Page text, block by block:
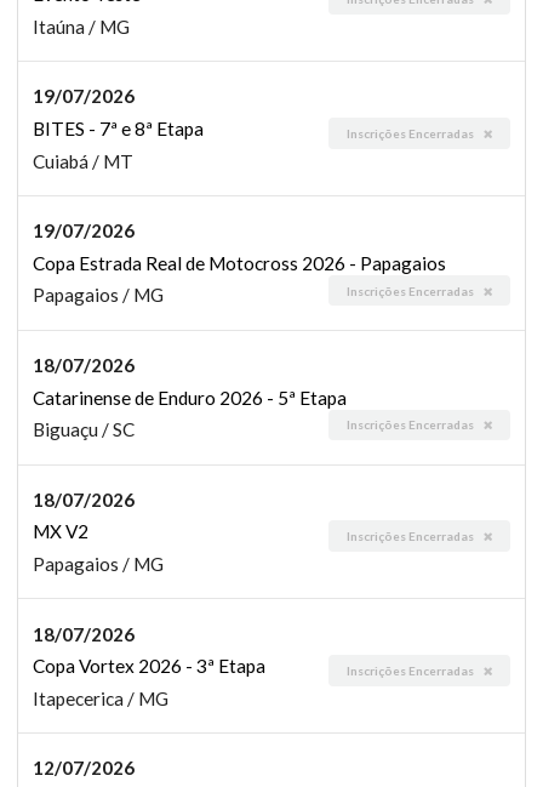
Itaúna / MG
19/07/2026
BITES - 7ª e 8ª Etapa
Inscrições Encerradas
Cuiabá / MT
19/07/2026
Copa Estrada Real de Motocross 2026 - Papagaios
Inscrições Encerradas
Papagaios / MG
18/07/2026
Catarinense de Enduro 2026 - 5ª Etapa
Inscrições Encerradas
Biguaçu / SC
18/07/2026
MX V2
Inscrições Encerradas
Papagaios / MG
18/07/2026
Copa Vortex 2026 - 3ª Etapa
Inscrições Encerradas
Itapecerica / MG
12/07/2026